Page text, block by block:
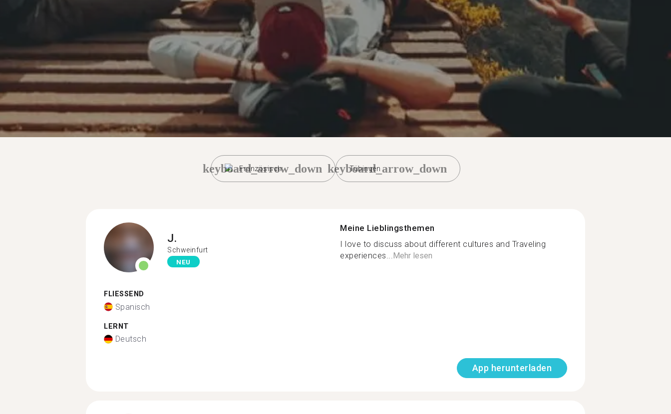
Französisch
keyboard_arrow_down Tübingen
keyboard_arrow_down
J.
Schweinfurt
NEU
FLIESSEND
Spanisch
LERNT
Deutsch
Meine Lieblingsthemen
I love to discuss about different cultures and Traveling
experiences...Mehr lesen
App herunterladen